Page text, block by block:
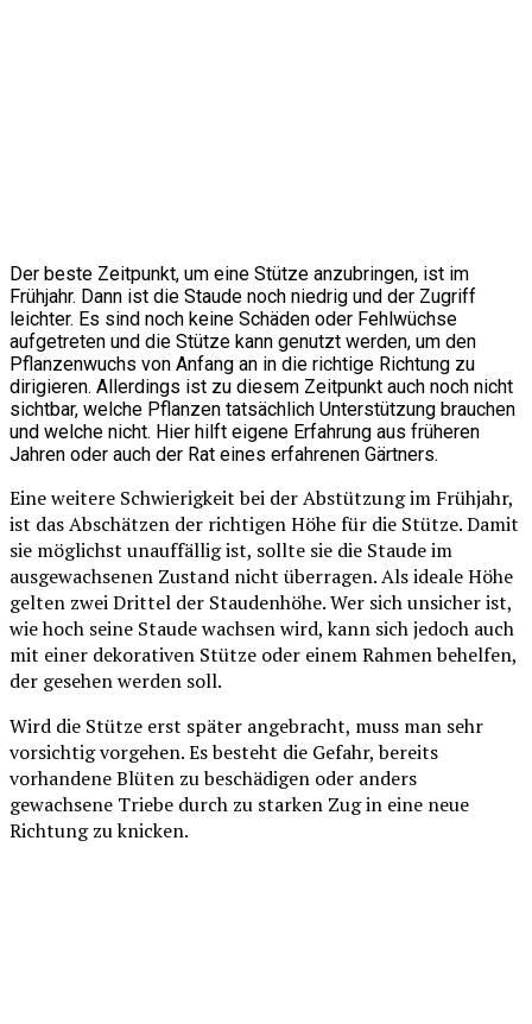
Der beste Zeitpunkt, um eine Stütze anzubringen, ist im
Frühjahr. Dann ist die Staude noch niedrig und der Zugriff
leichter. Es sind noch keine Schäden oder Fehlwüchse
aufgetreten und die Stütze kann genutzt werden, um den
Pflanzenwuchs von Anfang an in die richtige Richtung zu
dirigieren. Allerdings ist zu diesem Zeitpunkt auch noch nicht
sichtbar, welche Pflanzen tatsächlich Unterstützung brauchen
und welche nicht. Hier hilft eigene Erfahrung aus früheren
Jahren oder auch der Rat eines erfahrenen Gärtners.
Eine weitere Schwierigkeit bei der Abstützung im Frühjahr,
ist das Abschätzen der richtigen Höhe für die Stütze. Damit
sie möglichst unauffällig ist, sollte sie die Staude im
ausgewachsenen Zustand nicht überragen. Als ideale Höhe
gelten zwei Drittel der Staudenhöhe. Wer sich unsicher ist,
wie hoch seine Staude wachsen wird, kann sich jedoch auch
mit einer dekorativen Stütze oder einem Rahmen behelfen,
der gesehen werden soll.
Wird die Stütze erst später angebracht, muss man sehr
vorsichtig vorgehen. Es besteht die Gefahr, bereits
vorhandene Blüten zu beschädigen oder anders
gewachsene Triebe durch zu starken Zug in eine neue
Richtung zu knicken.